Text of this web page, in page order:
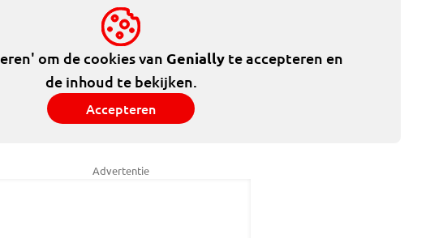
om de cookies van Genially te accepteren en
de inhoud te bekijken.
Accepteren
Advertentie